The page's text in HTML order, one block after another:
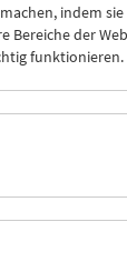
indem sie
Bereiche der
funktionieren.